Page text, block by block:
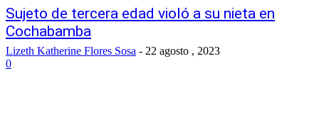
Sujeto de tercera edad violó a su nieta en
Cochabamba
Lizeth Katherine Flores Sosa - 22 agosto , 2023
0